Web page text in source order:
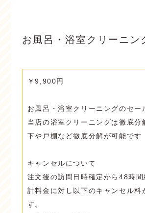
お風呂・浴室クリーニ
￥9,900円
お風呂・浴室クリーニングのセー
当店の浴室クリーニングは徹底分
下や戸棚など徹底分解が可能です
キャンセルについて
注文後の訪問日時確定から48時間
計料金に対し以下のキャンセル料
す。